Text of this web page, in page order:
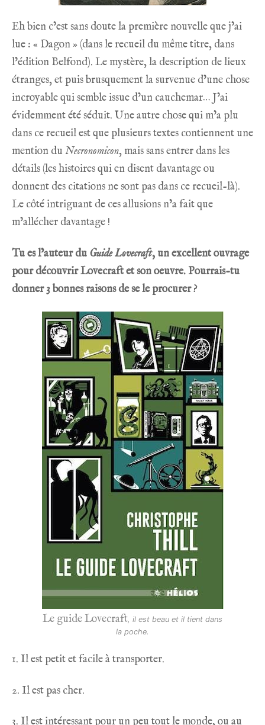
Eh bien c’est sans doute la première nouvelle que j’ai
lue : « Dagon » (dans le recueil du même titre, dans
l’édition Belfond). Le mystère, la description de lieux
étranges, et puis brusquement la survenue d’une chose
incroyable qui semble issue d’un cauchemar… J’ai
évidemment été séduit. Une autre chose qui m’a plu
dans ce recueil est que plusieurs textes contiennent une
mention du Necronomicon, mais sans entrer dans les
détails (les histoires qui en disent davantage ou
donnent des citations ne sont pas dans ce recueil-là).
Le côté intriguant de ces allusions n’a fait que
m’allécher davantage !
Tu es l’auteur du Guide Lovecraft, un excellent ouvrage
pour découvrir Lovecraft et son oeuvre. Pourrais-tu
donner 3 bonnes raisons de se le procurer ?
Le guide Lovecraft, il est beau et il tient dans
la poche.
1. Il est petit et facile à transporter.
2. Il est pas cher.
3. Il est intéressant pour un peu tout le monde, ou au